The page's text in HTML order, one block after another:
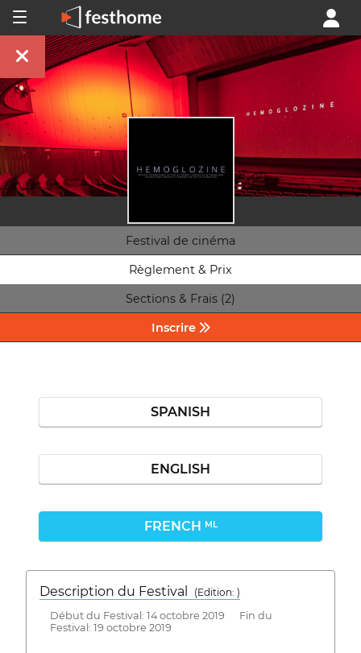
Festival de cinéma
Règlement & Prix
Sections & Frais (2)
Inscrire
SPANISH
ENGLISH
FRENCH ML
Description du Festival
( Edition: )
Début du Festival: 14 octobre 2019 Fin du
Festival: 19 octobre 2019